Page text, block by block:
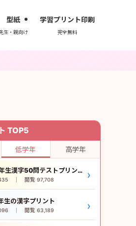
型紙
生・親向け
学習プリント印刷
完全無料
TOP5
低学年 高学年
小学3年生漢字50問テストプリント
｜ 閲覧 97,708 ›
生の漢字プリント
｜ 閲覧 63,189 ›